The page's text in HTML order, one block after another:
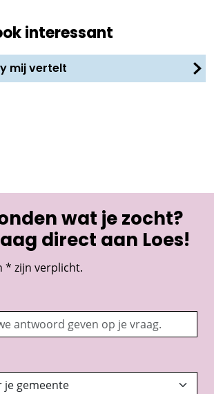
interessant
mij vertelt
wat je zocht?
direct aan Loes!
* zijn verplicht.